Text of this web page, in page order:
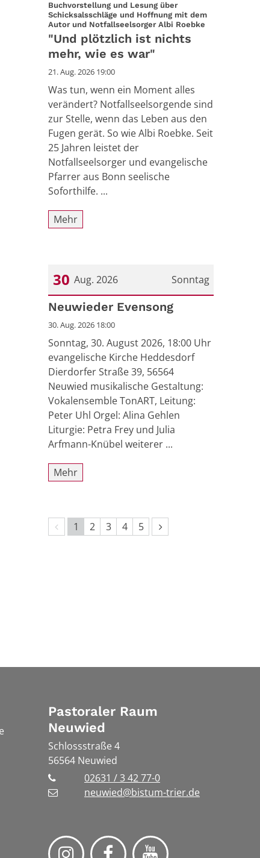
Buchvorstellung und Lesung über
Schicksalsschläge und Hoffnung mit dem
Autor und Notfallseelsorger Albi Roebke
"Und plötzlich ist nichts
mehr, wie es war"
21. Aug. 2026 19:00
Was tun, wenn ein Moment alles
verändert? Notfallseelsorgende sind
zur Stelle, wenn das Leben aus den
Fugen gerät. So wie Albi Roebke. Seit
25 Jahren leistet der
Notfallseelsorger und evangelische
Pfarrer aus Bonn seelische
Soforthilfe. ...
Mehr
Sonntag
30 Aug. 2026
Datum: 30. August 2026
Neuwieder Evensong
30. Aug. 2026 18:00
Sonntag, 30. August 2026, 18:00 Uhr
evangelische Kirche Heddesdorf
Dierdorfer Straße 39, 56564
Neuwied musikalische Gestaltung:
Vokalensemble TonART, Leitung:
Peter Uhl Orgel: Alina Gehlen
Liturgie: Petra Frey und Julia
Arfmann-Knübel weiterer ...
Mehr
Vorherige Seite
1 2 3 4 5 Nächste Seite
Pastoraler Raum
Neuwied
Schlossstraße 4
56564 Neuwied
02631 / 3 42 77-0
neuwied@bistum-trier.de